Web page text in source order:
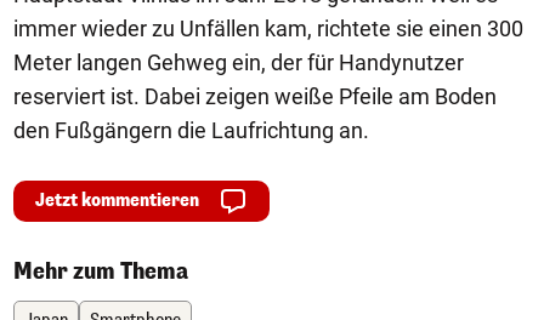
immer wieder zu Unfällen kam, richtete sie einen 300
Meter langen Gehweg ein, der für Handynutzer
reserviert ist. Dabei zeigen weiße Pfeile am Boden
den Fußgängern die Laufrichtung an.
Jetzt kommentieren
Mehr zum Thema